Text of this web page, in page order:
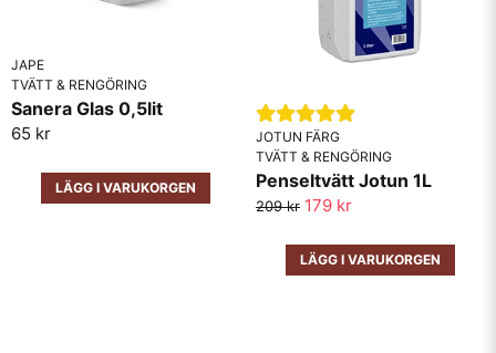
JAPE
TVÄTT & RENGÖRING
Sanera Glas 0,5lit
65 kr
LÄGG I VARUKORGEN
JOTUN FÄRG
TVÄTT & RENGÖRING
Penseltvätt Jotun 1L
209 kr 179 kr
LÄGG I VARUKORGEN